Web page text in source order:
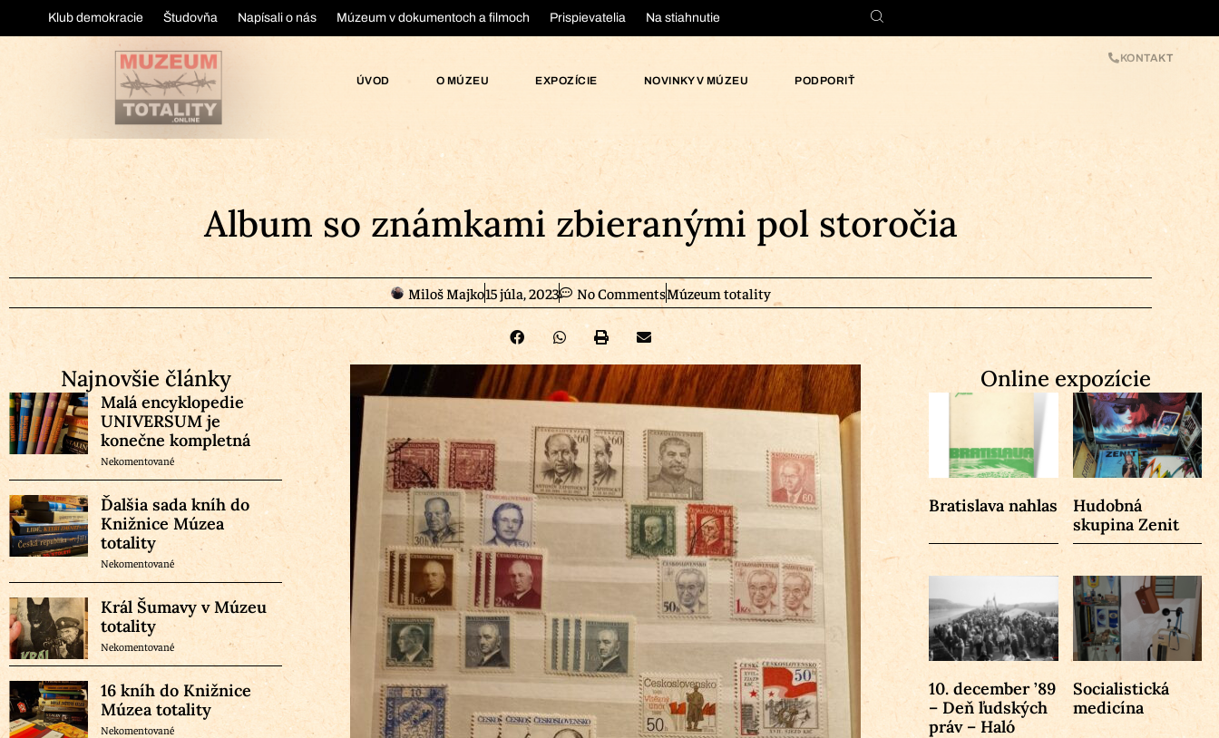
Klub demokracie Študovňa Napísali o nás Múzeum v dokumentoch a filmoch Prispievatelia Na stiahnutie
ÚVOD O MÚZEU EXPOZÍCIE NOVINKY V MÚZEU PODPORIŤ
KONTAKT
Album so známkami zbieranými pol storočia
Miloš Majko15 júla, 2023 No CommentsMúzeum totality
Najnovšie články
Malá encyklopedie
UNIVERSUM je
konečne kompletná
Nekomentované
Ďalšia sada kníh do
Knižnice Múzea
totality
Nekomentované
Král Šumavy v Múzeu
totality
Nekomentované
16 kníh do Knižnice
Múzea totality
Nekomentované
Online expozície
Bratislava nahlas
Hudobná
skupina Zenit
10. december ’89
– Deň ľudských
práv – Haló
Socialistická
medicína